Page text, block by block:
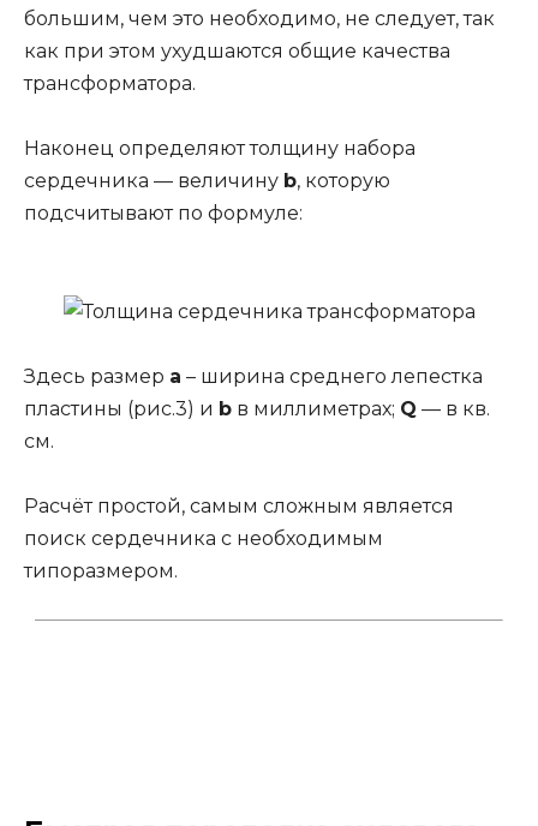
большим, чем это необходимо, не следует, так
как при этом ухудшаются общие качества
трансформатора.
Наконец определяют толщину набора
сердечника — величину b, которую
подсчитывают по формуле:
Здесь размер a – ширина среднего лепестка
пластины (рис.3) и b в миллиметрах; Q — в кв.
см.
Расчёт простой, самым сложным является
поиск сердечника с необходимым
типоразмером.